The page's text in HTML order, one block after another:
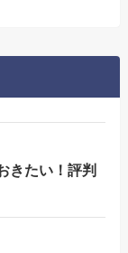
きたい！評判